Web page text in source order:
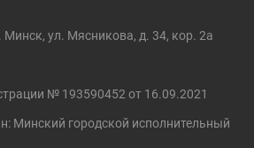
Минск, ул. Мясникова, д. 34, кор. 2а
№ 193590452 от 16.09.2021
Минский городской исполнительный